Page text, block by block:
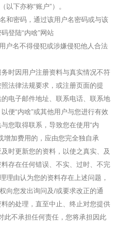
以下亦称“账户”）。
和密码，通过该用户名密码或与该
登陆“内啥”网站
户名不得侵犯或涉嫌侵犯他人合法
时因用户注册资料与真实情况不符
法律法规要求，或注册页面的提
电子邮件地址、联系电话、联系地
便“内啥”或其他用户与您进行有效
您取得联系，导致您在使用“内
增加费用的，应由您完全独自承
时更新您的资料，以使之真实、及
存在任何错误、不实、过时、不完
理由认为您的资料存在上述问题，
向您发出询问及/或要求改正的通
的处理，直至中止、终止对您提供
此不承担任何责任，您将承担因此